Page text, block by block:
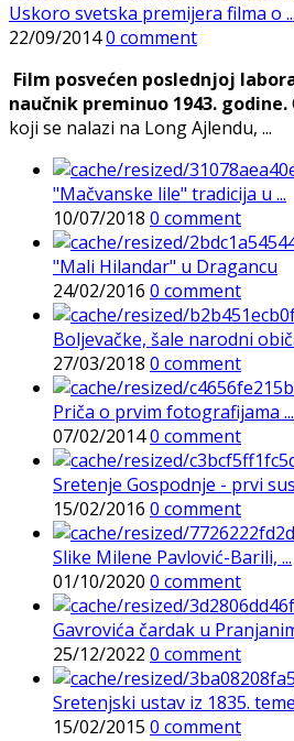
Uskoro svetska premijera filma o ...
22/09/20140 comment
Film posvećen poslednjoj
naučnik preminuo 1943. godine.
koji se nalazi na Long Ajlendu, ...
"Mačvanske lile" tradicija u ...
10/07/2018 0 comment
"Mali Hilandar" u Dragancu
24/02/2016 0 comment
Boljevačke, šale narodni
27/03/2018 0 comment
Priča o prvim fotografijama ...
07/02/20140 comment
Sretenje Gospodnje - prvi
15/02/2016 0 comment
Slike Milene Pavlović-Barili, ...
01/10/2020 0 comment
Gavrovića čardak u
25/12/2022 0 comment
Sretenjski ustav iz 1835.
15/02/2015 0 comment